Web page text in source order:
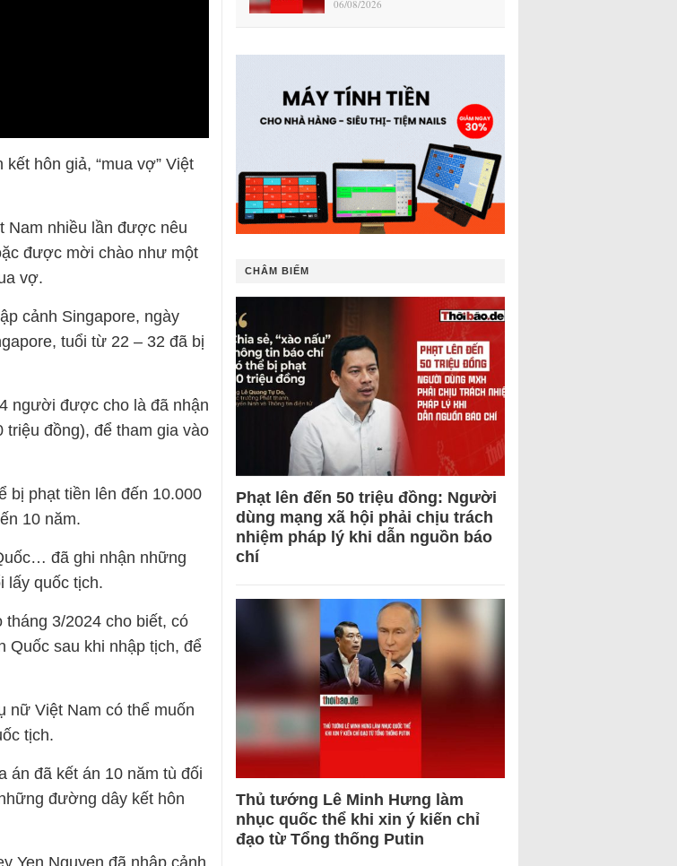
hôn giả, “mua vợ” Việt
Nam nhiều lần được nêu
được mời chào như một
vợ.
cảnh Singapore, ngày
tuổi từ 22 – 32 đã bị
người được cho là đã nhận
đồng), để tham gia vào
bị phạt tiền lên đến 10.000
10 năm.
đã ghi nhận những
lấy quốc tịch.
tháng 3/2024 cho biết, có
Quốc sau khi nhập tịch, để
nữ Việt Nam có thể muốn
tịch.
án đã kết án 10 năm tù đối
đường dây kết hôn
06/08/2026
CHÂM BIẾM
Phạt lên đến 50 triệu đồng: Người
dùng mạng xã hội phải chịu trách
nhiệm pháp lý khi dẫn nguồn báo
chí
Thủ tướng Lê Minh Hưng làm
nhục quốc thể khi xin ý kiến chỉ
đạo từ Tổng thống Putin